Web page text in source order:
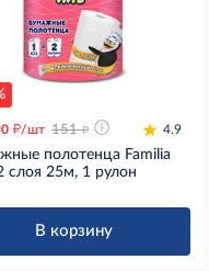
д/шт 151 д 4.9
полотенца Familia
слоя 25м, 1 рулон
В корзину